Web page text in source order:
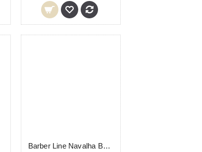
Barber Line Navalha Barbear Dupla 06647 Eurostil